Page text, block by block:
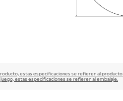
estas especificaciones se refieren al producto.
estas especificaciones se refieren al embalaje.